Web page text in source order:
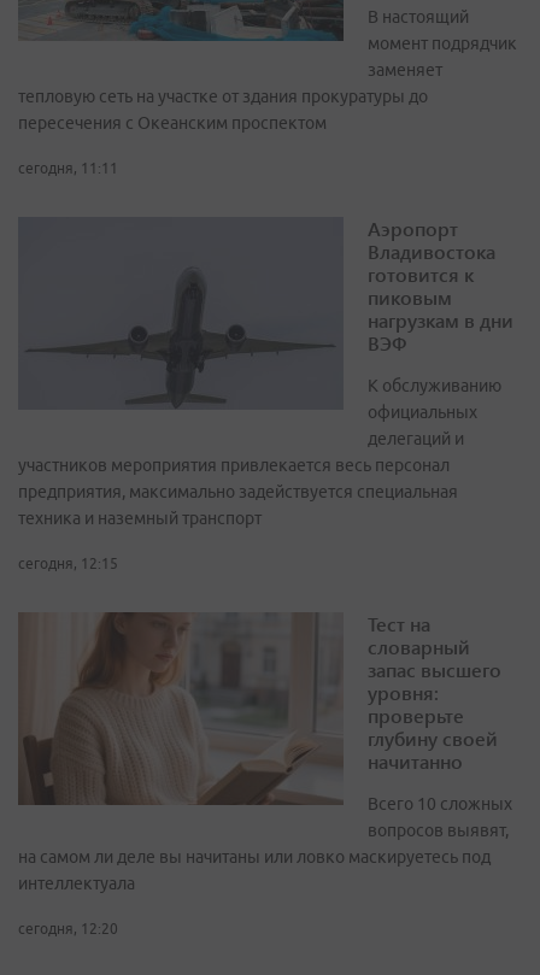
В настоящий
момент подрядчик
заменяет
тепловую сеть на участке от здания прокуратуры до
пересечения с Океанским проспектом
сегодня, 11:11
Аэропорт
Владивостока
готовится к
пиковым
нагрузкам в дни
ВЭФ
К обслуживанию
официальных
делегаций и
участников мероприятия привлекается весь персонал
предприятия, максимально задействуется специальная
техника и наземный транспорт
сегодня, 12:15
Тест на
словарный
запас высшего
уровня:
проверьте
глубину своей
начитанно
Всего 10 сложных
вопросов выявят,
на самом ли деле вы начитаны или ловко маскируетесь под
интеллектуала
сегодня, 12:20